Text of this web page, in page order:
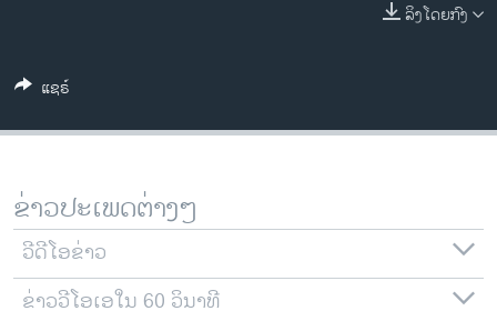
ພາສາອັງກິດ
ລາຍການກະຈາຍສຽງ
ລາຍງານ
ຕິດຕາມພວກເຮົາ ທີ່
ລິງໂດຍກົງ
ແຊຣ໌
ຂ່າວປະເພດຕ່າງໆ
ວີດີໂອຂ່າວ
ຂ່າວວີໂອເອໃນ 60 ວິນາທີ